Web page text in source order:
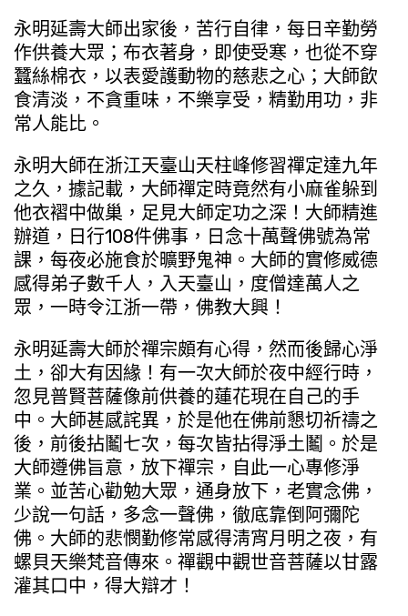
永明延壽大師出家後，苦行自律，每日辛勤勞
作供養大眾；布衣著身，即使受寒，也從不穿
蠶絲棉衣，以表愛護動物的慈悲之心；大師飲
食清淡，不貪重味，不樂享受，精勤用功，非
常人能比。
永明大師在浙江天臺山天柱峰修習禪定達九年
之久，據記載，大師禪定時竟然有小麻雀躲到
他衣褶中做巢，足見大師定功之深！大師精進
辦道，日行108件佛事，日念十萬聲佛號為常
課，每夜必施食於曠野鬼神。大師的實修威德
感得弟子數千人，入天臺山，度僧達萬人之
眾，一時令江浙一帶，佛教大興！
永明延壽大師於禪宗頗有心得，然而後歸心淨
土，卻大有因緣！有一次大師於夜中經行時，
忽見普賢菩薩像前供養的蓮花現在自己的手
中。大師甚感詫異，於是他在佛前懇切祈禱之
後，前後拈鬮七次，每次皆拈得淨土鬮。於是
大師遵佛旨意，放下禪宗，自此一心專修淨
業。並苦心勸勉大眾，通身放下，老實念佛，
少說一句話，多念一聲佛，徹底靠倒阿彌陀
佛。大師的悲憫勤修常感得淸宵月明之夜，有
螺貝天樂梵音傳來。禪觀中觀世音菩薩以甘露
灌其口中，得大辯才！